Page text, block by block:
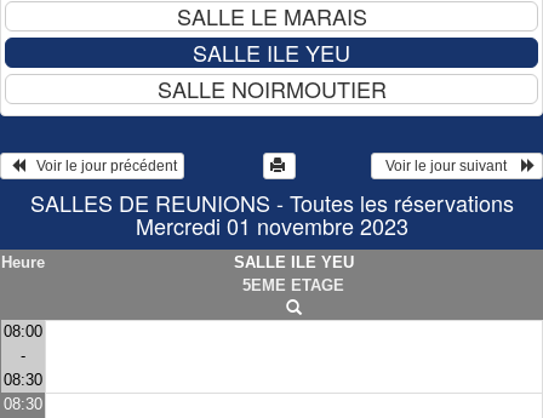
   Voir le jour précédent
  Voir le jour suivant
SALLES DE REUNIONS - Toutes les réservations
Mercredi 01 novembre 2023
Heure
SALLE ILE YEU
5EME ETAGE
08:00
-
08:30
08:30